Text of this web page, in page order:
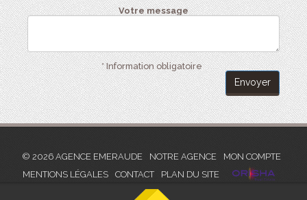
Votre message
* Information obligatoire
Envoyer
© 2026 AGENCE EMERAUDE NOTRE AGENCE
MON COMPTE
MENTIONS LÉGALES
CONTACT PLAN DU SITE